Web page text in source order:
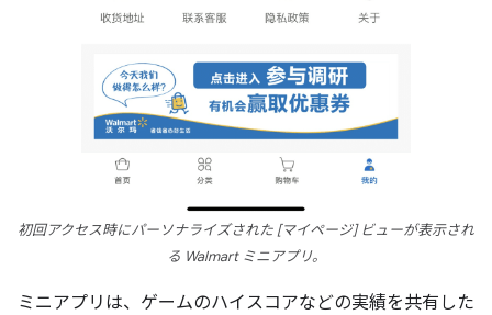
初回アクセス時にパーソナライズされた [マイページ] ビューが表示され
る Walmart ミニアプリ。
ミニアプリは、ゲームのハイスコアなどの実績を共有した